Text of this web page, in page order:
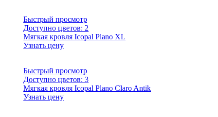
Быстрый просмотр
Доступно цветов: 2
Мягкая кровля Icopal Plano XL
Узнать цену
Быстрый просмотр
Доступно цветов: 3
Мягкая кровля Icopal Plano Claro Antik
Узнать цену